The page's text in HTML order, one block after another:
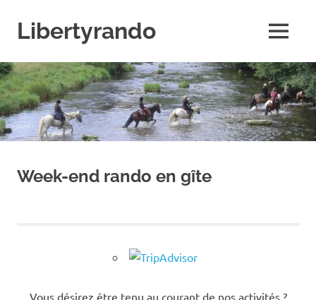
contentLibertyrando
spécialiste
de
la
randonnée
à
cheval
MENU
Week-end rando en gîte
Vous désirez être tenu au courant de nos activités ?